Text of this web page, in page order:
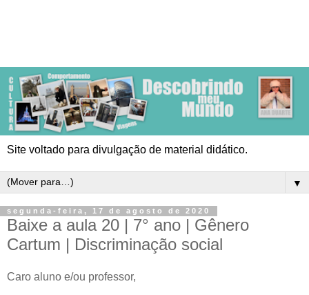
Site voltado para divulgação de material didático.
▼
segunda-feira, 17 de agosto de 2020
Baixe a aula 20 | 7° ano | Gênero
Cartum | Discriminação social
Caro aluno e/ou professor,